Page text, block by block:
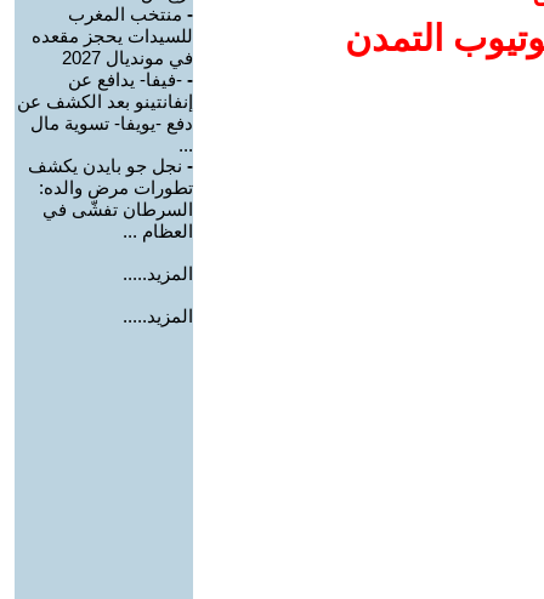
التمدن
- منتخب المغرب
للسيدات يحجز مقعده
في مونديال 2027
- -فيفا- يدافع عن
إنفانتينو بعد الكشف عن
دفع -يويفا- تسوية مال
...
- نجل جو بايدن يكشف
تطورات مرض والده:
السرطان تفشّى في
العظام ...
المزيد.....
المزيد.....